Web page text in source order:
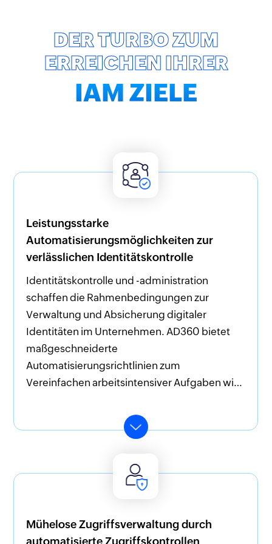
KI-gestützte Analysen
wichtiger Einblicke und zum Erkennen,
Abwenden und Bekämpfen gefährlicher
Aktivitäten informieren.
Genehmigungsworkflow
Behalten Sie bei Helpdesk-Anfragen und
Administratoraktivitäten alle Fäden im Griff,
bedingungsbasierte Regeln zur Abwendung
nicht autorisierter IT-Veränderungen im
DER TURBO ZUM
ERREICHEN IHRER
IAM ZIELE
Leistungsstarke
Automatisierungsmöglichkeiten zur
verlässlichen Identitätskontrolle
Identitätskontrolle und -administration
schaffen die Rahmenbedingungen zur
Verwaltung und Absicherung digitaler
Identitäten im Unternehmen. AD360 bietet
maßgeschneiderte
Automatisierungsrichtlinien zum
Vereinfachen arbeitsintensiver Aufgaben wie
Kennwortrücksetzung,
Gruppenmitgliedschaftsveränderung und
unterstützt auch beim Erzwingen der Kontrolle
über administrative Aktivitäten: durch
Workflows zur fehlerfreien
Identitätsverwaltung. Ein wesentlicher
Mühelose Zugriffsverwaltung durch
automatisierte Zugriffskontrollen